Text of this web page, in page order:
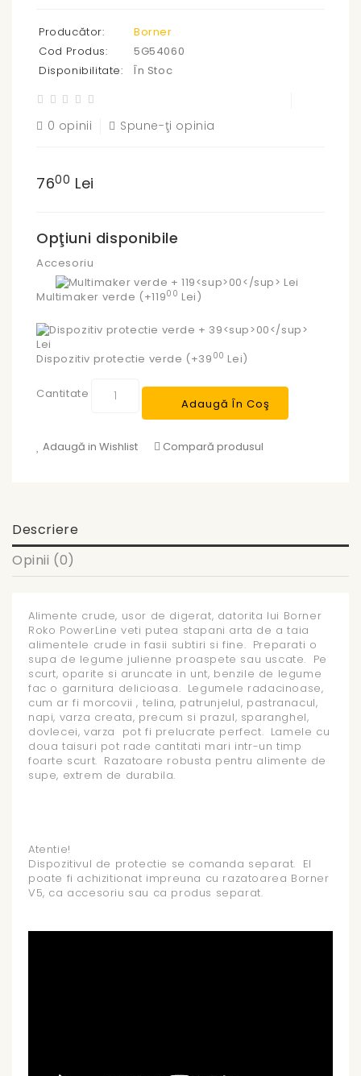
Producător:
Borner
Cod Produs:
5G54060
Disponibilitate:
În Stoc
0 opinii Spune-ţi opinia
7600 Lei
Opţiuni disponibile
Accesoriu
Multimaker verde (+11900 Lei)
Dispozitiv protectie verde (+39 00 Lei)
Cantitate
Adaugă În Coş
Adaugă in Wishlist Compară produsul
Descriere
Opinii (0)
Alimente crude, usor de digerat, datorita lui Borner
Roko PowerLine veti putea stapani arta de a taia
alimentele crude in fasii subtiri si fine. Preparati o
supa de legume julienne proaspete sau uscate. Pe
scurt, oparite si aruncate in unt, benzile de legume
fac o garnitura delicioasa. Legumele radacinoase,
cum ar fi morcovii , telina, patrunjelul, pastranacul,
napi, varza creata, precum si prazul, sparanghel,
dovlecei, varza pot fi prelucrate perfect. Lamele cu
doua taisuri pot rade cantitati mari intr-un timp
foarte scurt. Razatoare robusta pentru alimente de
supe, extrem de durabila.
Atentie!
Dispozitivul de protectie se comanda separat. El
poate fi achizitionat impreuna cu razatoarea Borner
V5, ca accesoriu sau ca produs separat.